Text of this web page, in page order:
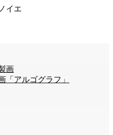
イエ
画
「アルゴグラフ」